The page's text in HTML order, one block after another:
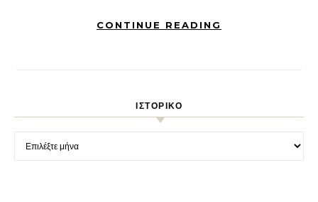
CONTINUE READING
ΙΣΤΟΡΙΚΌ
Ιστορικό